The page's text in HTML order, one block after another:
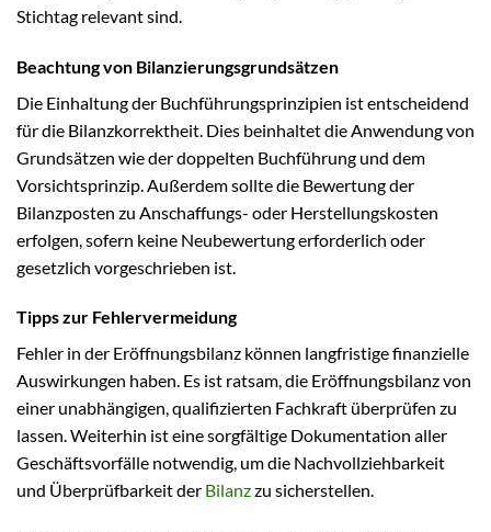
Stichtag relevant sind.
Beachtung von Bilanzierungsgrundsätzen
Die Einhaltung der Buchführungsprinzipien ist entscheidend
für die Bilanzkorrektheit. Dies beinhaltet die Anwendung von
Grundsätzen wie der doppelten Buchführung und dem
Vorsichtsprinzip. Außerdem sollte die Bewertung der
Bilanzposten zu Anschaffungs- oder Herstellungskosten
erfolgen, sofern keine Neubewertung erforderlich oder
gesetzlich vorgeschrieben ist.
Tipps zur Fehlervermeidung
Fehler in der Eröffnungsbilanz können langfristige finanzielle
Auswirkungen haben. Es ist ratsam, die Eröffnungsbilanz von
einer unabhängigen, qualifizierten Fachkraft überprüfen zu
lassen. Weiterhin ist eine sorgfältige Dokumentation aller
Geschäftsvorfälle notwendig, um die Nachvollziehbarkeit
und Überprüfbarkeit der Bilanzzu sicherstellen.